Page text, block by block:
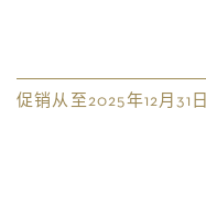
促销从至2025年12月31日